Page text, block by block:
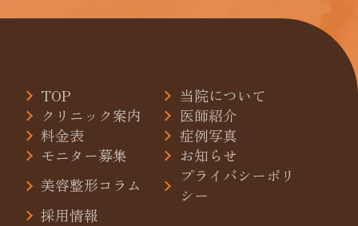
TOP
当院について
クリニック案内
医師紹介
料金表
症例写真
モニター募集
お知らせ
美容整形コラム
プライバシーポリ
シー
採用情報